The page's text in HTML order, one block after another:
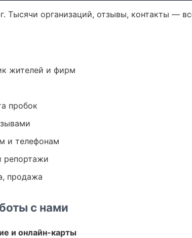
Тысячи организаций, отзывы, контакты —
жителей и фирм
пробок
и телефонам
репортажи
продажа
с нами
и онлайн-карты